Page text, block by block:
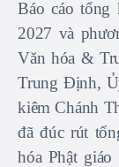
Báo cáo tổng
2027 và
Văn hóa &
Trung Định,
kiêm Chánh
đã đúc rút
hóa Phật